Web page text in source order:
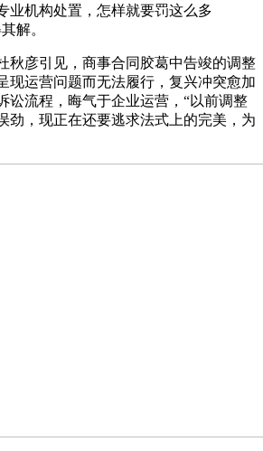
业机构处置，怎样就要罚这么多
解。
彦引见，商事合同胶葛中告竣的调整
现运营问题而无法履行，复兴冲突愈加
讼流程，晦气于企业运营，“以前调整
劲，现正在还要逃求法式上的完美，为